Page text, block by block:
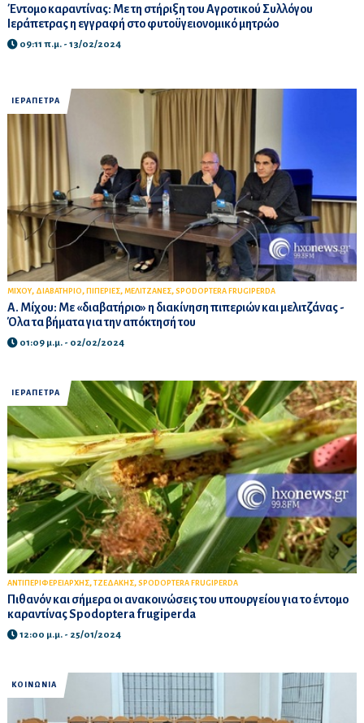
Έντομο καραντίνας: Με τη στήριξη του Αγροτικού Συλλόγου
Ιεράπετρας η εγγραφή στο φυτοϋγειονομικό μητρώο
09:11 π.μ. - 13/02/2024
ΙΕΡΑΠΕΤΡΑ
ΜΙΧΟΥ, ΔΙΑΒΑΤΗΡΙΟ, ΠΙΠΕΡΙΕΣ, ΜΕΛΙΤΖΑΝΕΣ, SPODOPTERA FRUGIPERDA
Α. Μίχου: Mε «διαβατήριο» η διακίνηση πιπεριών και μελιτζάνας -
Όλα τα βήματα για την απόκτησή του
01:09 μ.μ. - 02/02/2024
ΙΕΡΑΠΕΤΡΑ
ΑΝΤΙΠΕΡΙΦΕΡΕΙΑΡΧΗΣ, ΤΖΕΔΑΚΗΣ, SPODOPTERA FRUGIPERDA
Πιθανόν και σήμερα οι ανακοινώσεις του υπουργείου για το έντομο
καραντίνας Spodoptera frugiperda
12:00 μ.μ. - 25/01/2024
ΚΟΙΝΩΝΙΑ